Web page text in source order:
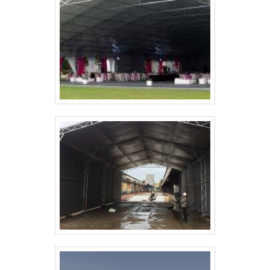
coberturas. Para isso, a empresa trabalha com
comprometimento com o cliente, visando sempre
entregar o melhor projeto, com segurança, respeito e
atendimento aos prazos estipulados. Solicite um
orçamento!.